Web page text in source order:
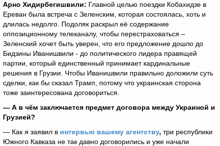
Арно Хидирбегишвили: Главной целью поездки Кобахидзе в
Ереван была встреча с Зеленским, которая состоялась, хоть и
длилась недолго. Подоляк раскрыл её содержание
оппозиционному телеканалу, чтобы перестраховаться –
Зеленский хочет быть уверен, что его предложение дошло до
Бидзины Иванишвили - до политического лидера правящей
партии, который единственный принимает кардинальные
решения в Грузии. Чтобы Иванишвили правильно доложили суть
сделки, как бы сказал Трамп, потому что украинская сторона
тоже заинтересована договориться.
— А в чём заключается предмет договора между Украиной и
Грузией?
— Как я заявил в интервью вашему агентству, три республики
Южного Кавказа не так давно договорились и уже начали